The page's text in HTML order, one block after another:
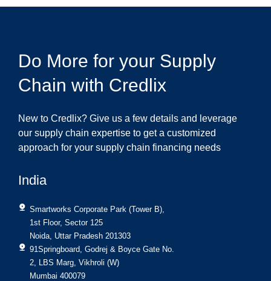
Do More for your Supply
Chain with Credlix
New to Credlix? Give us a few details and leverage
our supply chain expertise to get a customized
approach for your supply chain financing needs
India
Smartworks Corporate Park (Tower B),
1st Floor, Sector 125
Noida, Uttar Pradesh 201303
91Springboard, Godrej & Boyce Gate No.
2, LBS Marg, Vikhroli (W)
Mumbai 400079